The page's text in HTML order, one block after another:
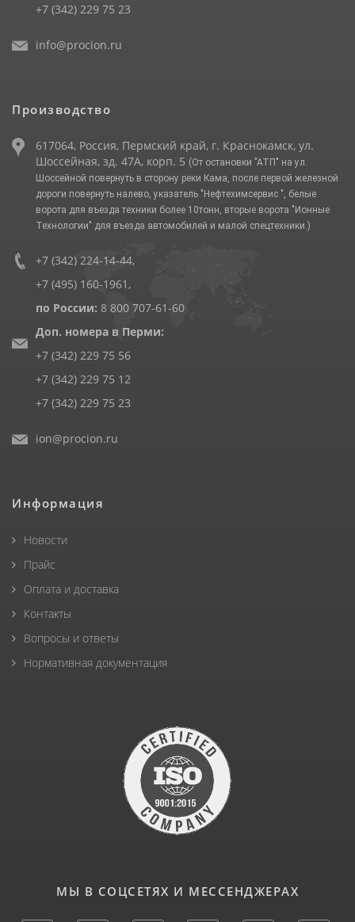
+7 (342) 229 75 23
info@procion.ru
Производство
617064, Россия, Пермский край, г. Краснокамск, ул.
Шоссейная, зд. 47А, корп. 5 (От остановки "АТП" на ул.
Шоссейной повернуть в сторону реки Кама, после первой железной
дороги повернуть налево, указатель "Нефтехимсервис ", белые
ворота для въезда техники более 10тонн, вторые ворота "Ионные
Технологии" для въезда автомобилей и малой спецтехники.)
+7 (342) 224-14-44,
+7 (495) 160-1961 ,
по России: 8 800 707-61-60
Доп. номера в Перми:
+7 (342) 229 75 56
+7 (342) 229 75 12
+7 (342) 229 75 23
ion@procion.ru
Информация
Новости
Прайс
Оплата и доставка
Контакты
Вопросы и ответы
Нормативная документация
МЫ В СОЦСЕТЯХ И МЕССЕНДЖЕРАХ